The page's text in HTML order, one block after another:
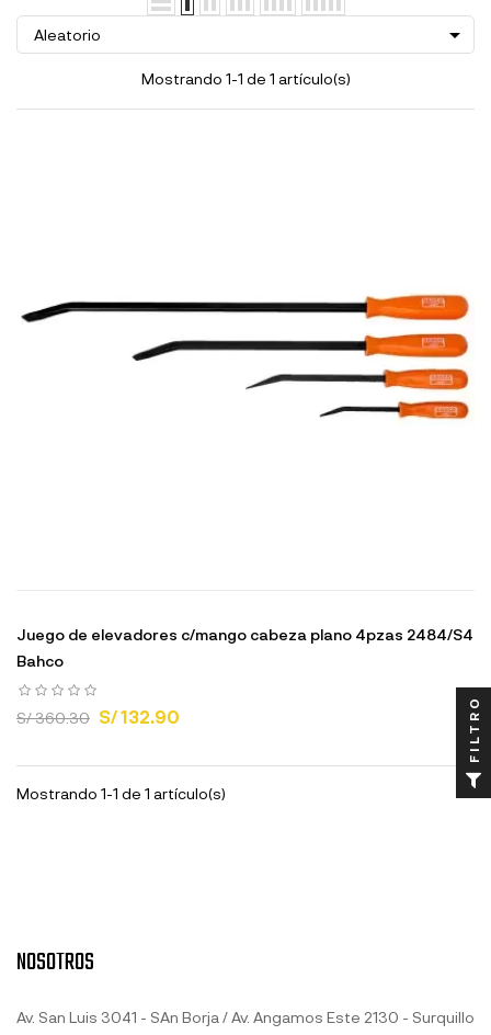
Aleatorio 
Mostrando 1-1 de 1 artículo(s)
Juego de elevadores c/mango cabeza plano 4pzas 2484/S4
Bahco
S/ 360.30 S/ 132.90
Mostrando 1-1 de 1 artículo(s)
NOSOTROS
Av. San Luis 3041 - SAn Borja / Av. Angamos Este 2130 - Surquillo
FILTRO